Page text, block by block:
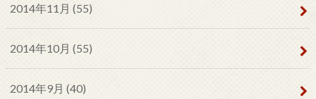
2014年11月 (55)
2014年10月 (55)
2014年9月 (40)